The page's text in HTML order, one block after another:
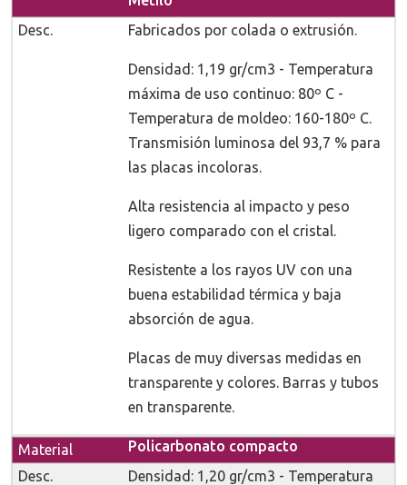
Fabricados por colada o extrusión.
Densidad: 1,19 gr/cm3 - Temperatura
máxima de uso continuo: 80º C -
Temperatura de moldeo: 160-180º C.
Transmisión luminosa del 93,7 % para
las placas incoloras.
Alta resistencia al impacto y peso
ligero comparado con el cristal.
Resistente a los rayos UV con una
buena estabilidad térmica y baja
absorción de agua.
Placas de muy diversas medidas en
transparente y colores. Barras y tubos
en transparente.
Policarbonato compacto
Densidad: 1,20 gr/cm3 - Temperatura